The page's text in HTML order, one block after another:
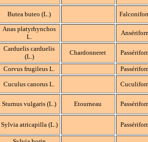
Butea buteo (L.)
Anas platyrhynchos
L.
Carduelis carduelis
(L.)
Chardonneret
Corvus frugileus L.
Cuculus canorus L.
Sturnus vulgaris (L.) Etourneau
Sylvia atricapilla (L.)